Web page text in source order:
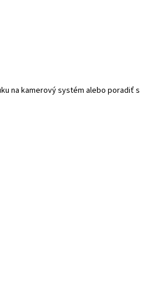
na kamerový systém alebo poradiť